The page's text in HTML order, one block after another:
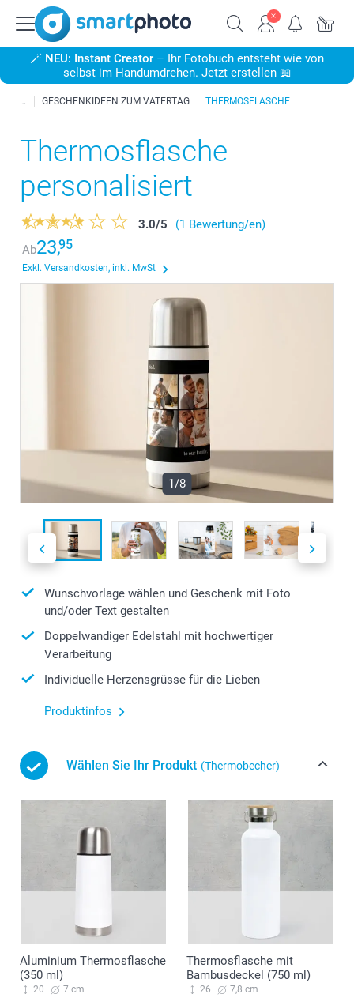
🪄 NEU: Instant Creator – Ihr Fotobuch entsteht wie von
selbst im Handumdrehen. Jetzt erstellen 📖
GESCHENKIDEEN ZUM VATERTAG THERMOSFLASCHE
Thermosflasche
personalisiert
3.0/5
(1 Bewertung/en)
Ab23,95
Exkl. Versandkosten, inkl. MwSt
1/8
Wunschvorlage wählen und Geschenk mit Foto
und/oder Text gestalten
Doppelwandiger Edelstahl mit hochwertiger
Verarbeitung
Individuelle Herzensgrüsse für die Lieben
Produktinfos
Wählen Sie Ihr Produkt (Thermobecher)
Aluminium Thermosflasche
(350 ml)
20 7 cm
Thermosflasche mit
Bambusdeckel (750 ml)
26 7,8 cm